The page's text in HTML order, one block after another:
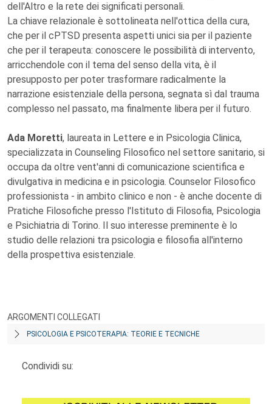
dell'Altro e la rete dei significati personali.
La chiave relazionale è sottolineata nell'ottica della cura,
che per il cPTSD presenta aspetti unici sia per il paziente
che per il terapeuta: conoscere le possibilità di intervento,
arricchendole con il tema del senso della vita, è il
presupposto per poter trasformare radicalmente la
narrazione esistenziale della persona, segnata sì dal trauma
complesso nel passato, ma finalmente libera per il futuro.
Ada Moretti, laureata in Lettere e in Psicologia Clinica,
specializzata in Counseling Filosofico nel settore sanitario, si
occupa da oltre vent'anni di comunicazione scientifica e
divulgativa in medicina e in psicologia. Counselor Filosofico
professionista - in ambito clinico e non - è anche docente di
Pratiche Filosofiche presso l'Istituto di Filosofia, Psicologia
e Psichiatria di Torino. Il suo interesse preminente è lo
studio delle relazioni tra psicologia e filosofia all'interno
della prospettiva esistenziale.
ARGOMENTI COLLEGATI
PSICOLOGIA E PSICOTERAPIA: TEORIE E TECNICHE
Condividi su: